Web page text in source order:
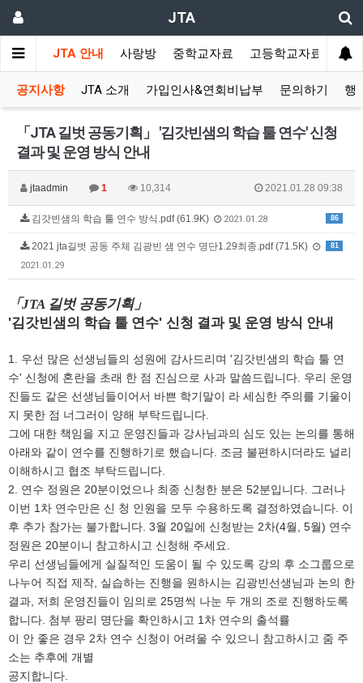
JTA
JTA 안내 사랑방 중학교자료 고등학교자료 멀
공지사항 JTA 소개 가입인사&연회비납부 문의하기 행
「JTA 길벗 공동기획」 '김갓빈샘의 학습 툴 연수' 신청
결과 및 운영 방식 안내
jtaadmin 1 10,314 2021.01.28 09:38
86
김갓빈샘의 학습 툴 연수 방식.pdf (61.9K) 2021.01.28
81
2021 jta길벗 공동 주체 김광빈 샘 연수 명단1.29최종.pdf (71.5K)
2021.01.29
「JTA 길벗 공동기획」
'김갓빈샘의 학습 툴 연수' 신청 결과 및 운영 방식 안내
1. 우선 많은 선생님들의 성원에 감사드리며 '김갓빈샘의 학습 툴 연
수' 신청에 혼란을 초래 한 점 진심으로 사과 말씀드립니다 우리 운영
진들도 같은 선생님들이어서 바쁜 학기말이 라 세심한 주의를 기울이
지 못한 점 너그러이 양해 부탁드립니다
그에 대한 책임을 지고 운영진들과 강사님과의 심도 있는 논의를 통해
아래와 같이 연수를 진행하기로 했습니다 조금 불편하시더라도 널리
이해하시고 협조 부탁드립니다
2. 연수 정원은 20분이었으나 최종 신청한 분은 52분입니다 그러나
이번 1 차 연수만은 신 청 인원을 모두 수용하도록 결정하였습니다 이
후 추가 참가는 불가합니다 . 3월 20일에 신청받는 2차(4월 , 5월) 연수
정원은 20분이니 참고하시고 신청해 주세요
우리 선생님들에게 실질적인 도움이 될 수 있도록 강의 후 소그룹으로
나누어 직접 제작 실습하는 진행을 원하시는 김광빈선생님과 논의 한
결과 저희 운영진들이 임의로 25명씩 나눈 두 개의 조로 진행하도록
합니다 첨부 팡리 명단을 확인하시고 1 차 연수의 출석률
이 안 좋은 경우 2차 연수 신청이 어려울 수 있으니 참고하시고 줌 주
소는 추후에 개별
공지합니다